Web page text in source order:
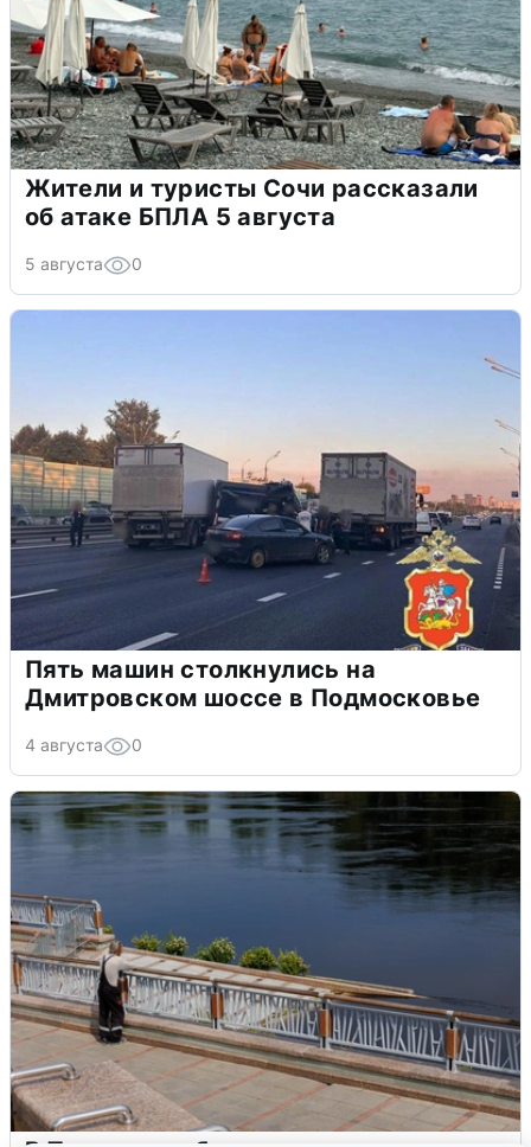
Жители и туристы Сочи рассказали
об атаке БПЛА 5 августа
5 августа 0
Пять машин столкнулись на
Дмитровском шоссе в Подмосковье
4 августа 0